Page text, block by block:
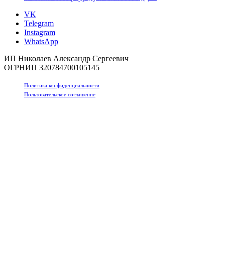
VK
Telegram
Instagram
WhatsApp
ИП Николаев Александр Сергеевич
ОГРНИП 320784700105145
Политика конфиденциальности
Пользовательское соглашение